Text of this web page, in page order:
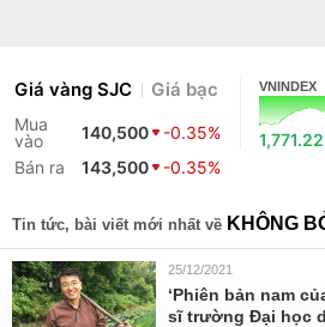
Giá vàng SJC Giá bạc
Mua
vào
140,500
-0.35%
Bán ra
143,500 -0.35%
VNINDEX
1,771.22
Tin tức, bài viết mới nhất về KHÔNG
25/12/2021
‘Phiên bản nam
sĩ trường Đại học